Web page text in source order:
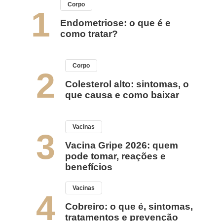
1
Corpo
Endometriose: o que é e
como tratar?
2
Corpo
Colesterol alto: sintomas, o
que causa e como baixar
3
Vacinas
Vacina Gripe 2026: quem
pode tomar, reações e
benefícios
4
Vacinas
Cobreiro: o que é, sintomas,
tratamentos e prevenção